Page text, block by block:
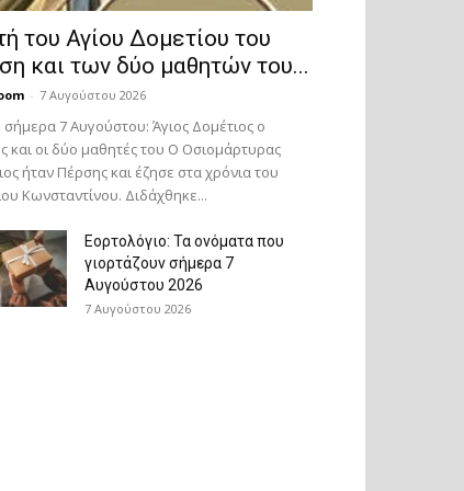
του Αγίου Δομετίου του
και των δύο μαθητών του...
- 7 Αυγούστου 2026
σήμερα 7 Αυγούστου: Άγιος Δομέτιος ο
και οι δύο μαθητές του Ο Oσιομάρτυρας
ήταν Πέρσης και έζησε στα χρόνια του
Κωνσταντίνου. Διδάχθηκε...
Εορτολόγιο: Τα ονόματα που
γιορτάζουν σήμερα 7
Αυγούστου 2026
7 Αυγούστου 2026